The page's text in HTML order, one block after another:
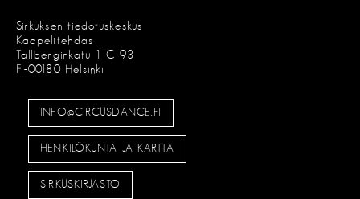
Sirkuksen tiedotuskeskus
Kaapelitehdas
Tallberginkatu 1 C 93
FI-00180 Helsinki
INFO@CIRCUSDANCE.FI
HENKILÖKUNTA JA KARTTA
SIRKUSKIRJASTO